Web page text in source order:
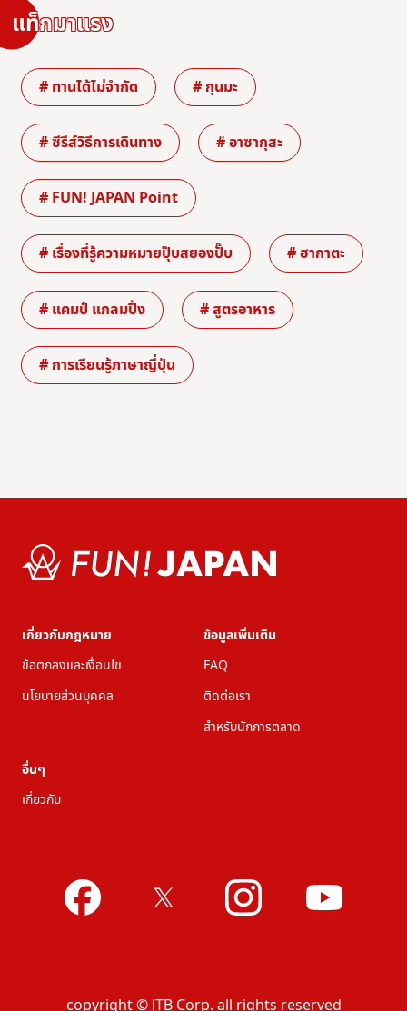
แท็กมาแรง
# ทานได้ไม่จำกัด # กุนมะ
# ซีรีส์วิธีการเดินทาง # อาซากุสะ
# FUN! JAPAN Point
# เรื่องที่รู้ความหมายปุ๊บสยองปั๊บ # ฮากาตะ
# แคมป์ แกลมปิ้ง # สูตรอาหาร
# การเรียนรู้ภาษาญี่ปุ่น
เกี่ยวกับกฎหมาย
ข้อตกลงและเงื่อนไข
นโยบายส่วนบุคคล
ข้อมูลเพิ่มเติม
FAQ
ติดต่อเรา
สำหรับนักการตลาด
อื่นๆ
เกี่ยวกับ
copyright © JTB Corp. all rights reserved